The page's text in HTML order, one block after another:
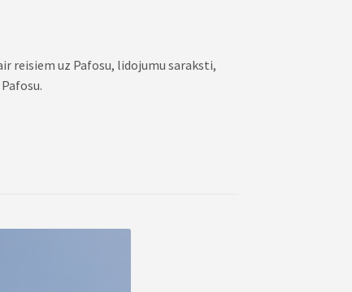
reisiem uz Pafosu, lidojumu saraksti,